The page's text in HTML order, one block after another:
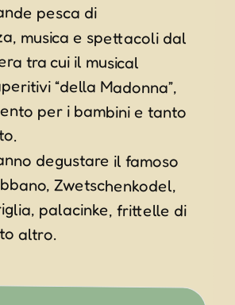
pesca di
degustare il famoso
Zwetschenkodel,
palacinke, frittelle di
altro.